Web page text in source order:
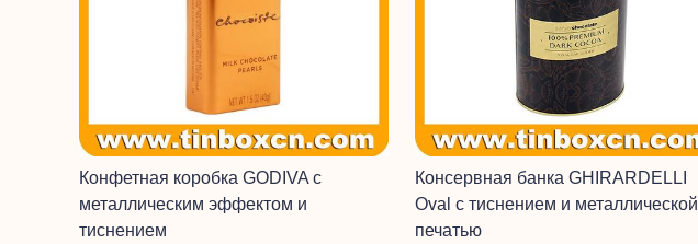
Конфетная коробка GODIVA с
металлическим эффектом и
тиснением
Консервная банка GHIRARDELLI
Oval с тиснением и металлической
печатью